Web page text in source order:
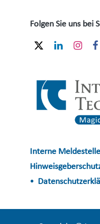
Folgen Sie uns bei
Interne
•